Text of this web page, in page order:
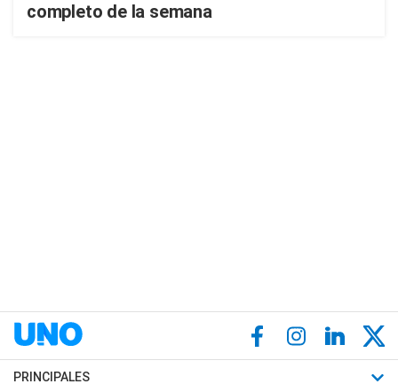
completo de la semana
PRINCIPALES